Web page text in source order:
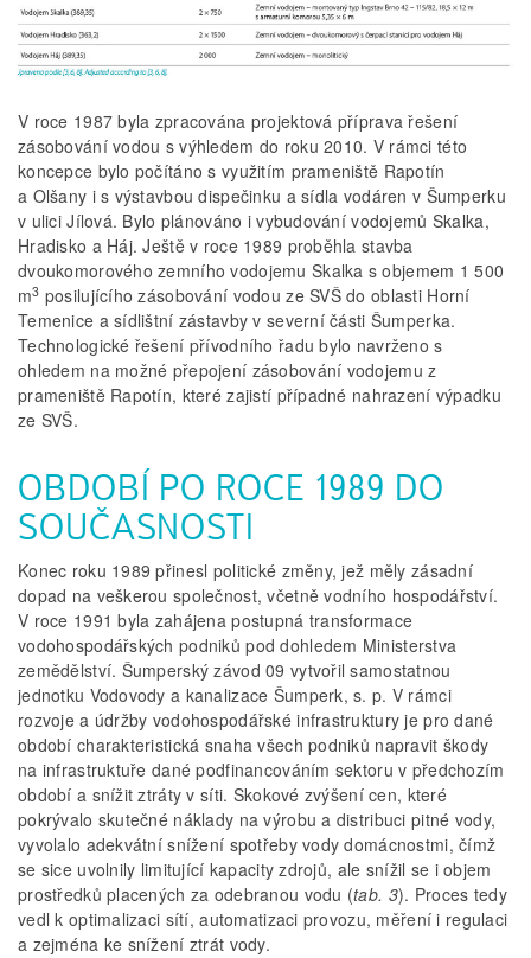
V roce 1987 byla zpracována projektová příprava řešení
zásobování vodou s výhledem do roku 2010. V rámci této
koncepce bylo počítáno s využitím prameniště Rapotín
a Olšany i s výstavbou dispečinku a sídla vodáren v Šumperku
v ulici Jílová. Bylo plánováno i vybudování vodojemů Skalka,
Hradisko a Háj. Ještě v roce 1989 proběhla stavba
dvoukomorového zemního vodojemu Skalka s objemem 1 500
m3 posilujícího zásobování vodou ze SVŠ do oblasti Horní
Temenice a sídlištní zástavby v severní části Šumperka.
Technologické řešení přívodního řadu bylo navrženo s
ohledem na možné přepojení zásobování vodojemu z
prameniště Rapotín, které zajistí případné nahrazení výpadku
ze SVŠ.
OBDOBÍ PO ROCE 1989 DO
SOUČASNOSTI
Konec roku 1989 přinesl politické změny, jež měly zásadní
dopad na veškerou společnost, včetně vodního hospodářství.
V roce 1991 byla zahájena postupná transformace
vodohospodářských podniků pod dohledem Ministerstva
zemědělství. Šumperský závod 09 vytvořil samostatnou
jednotku Vodovody a kanalizace Šumperk, s. p. V rámci
rozvoje a údržby vodohospodářské infrastruktury je pro dané
období charakteristická snaha všech podniků napravit škody
na infrastruktuře dané podfinancováním sektoru v předchozím
období a snížit ztráty v síti. Skokové zvýšení cen, které
pokrývalo skutečné náklady na výrobu a distribuci pitné vody,
vyvolalo adekvátní snížení spotřeby vody domácnostmi, čímž
se sice uvolnily limitující kapacity zdrojů, ale snížil se i objem
prostředků placených za odebranou vodu (tab. 3). Proces tedy
vedl k optimalizaci sítí, automatizaci provozu, měření i regulaci
a zejména ke snížení ztrát vody.